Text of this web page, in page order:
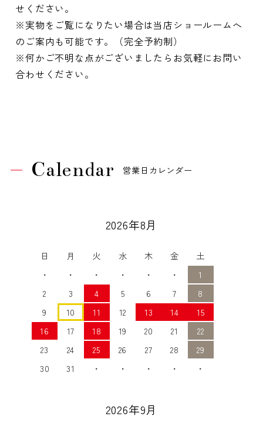
せください。
※実物をご覧になりたい場合は当店ショールームへ
のご案内も可能です。（完全予約制）
※何かご不明な点がございましたらお気軽にお問い
合わせください。
Calendar 営業日カレンダー
2026年8月
日 月 火 水 木 金
土
・
・ ・ ・ ・ ・
1
2
3 4 5 6 7
8
9
10 11 12 13 14
15
16
17 18 19 20 21
22
23
24 25 26 27 28
29
30
31 ・ ・ ・ ・ ・
2026年9月